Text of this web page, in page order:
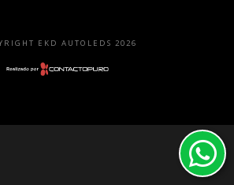
EKD AUTOLEDS 2026